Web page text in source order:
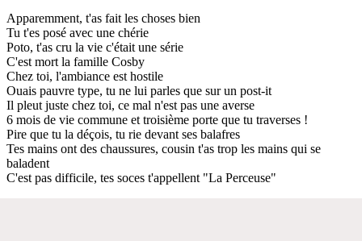
Apparemment, t'as fait les choses bien
Tu t'es posé avec une chérie
Poto, t'as cru la vie c'était une série
C'est mort la famille Cosby
Chez toi, l'ambiance est hostile
Ouais pauvre type, tu ne lui parles que sur un post-it
Il pleut juste chez toi, ce mal n'est pas une averse
6 mois de vie commune et troisième porte que tu traverses !
Pire que tu la déçois, tu rie devant ses balafres
Tes mains ont des chaussures, cousin t'as trop les mains qui se
baladent
C'est pas difficile, tes soces t'appellent "La Perceuse"